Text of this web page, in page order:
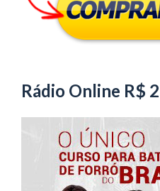
Rádio Online R$